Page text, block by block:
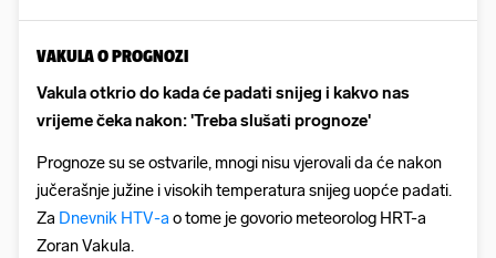
VAKULA O PROGNOZI
Vakula otkrio do kada će padati snijeg i kakvo nas
vrijeme čeka nakon: 'Treba slušati prognoze'
Prognoze su se ostvarile, mnogi nisu vjerovali da će nakon
jučerašnje južine i visokih temperatura snijeg uopće padati.
Za Dnevnik HTV-a o tome je govorio meteorolog HRT-a
Zoran Vakula.